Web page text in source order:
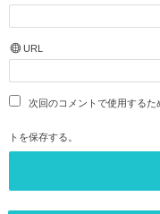
URL
次回のコメントで使用する
トを保存する。